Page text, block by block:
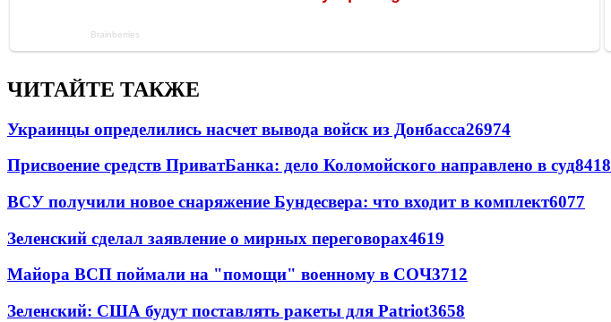
ЧИТАЙТЕ ТАКЖЕ
Украинцы определились насчет вывода войск из Донбасса26974
Присвоение средств ПриватБанка: дело Коломойского направлено в суд8418
ВСУ получили новое снаряжение Бундесвера: что входит в комплект6077
Зеленский сделал заявление о мирных переговорах4619
Майора ВСП поймали на "помощи" военному в СОЧ3712
Зеленский: США будут поставлять ракеты для Patriot3658